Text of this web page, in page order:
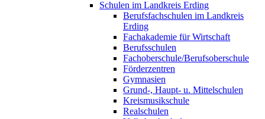
Schulen im Landkreis Erding
Berufsfachschulen im Landkreis
Erding
Fachakademie für Wirtschaft
Berufsschulen
Fachoberschule/Berufsoberschule
Förderzentren
Gymnasien
Grund-, Haupt- u. Mittelschulen
Kreismusikschule
Realschulen